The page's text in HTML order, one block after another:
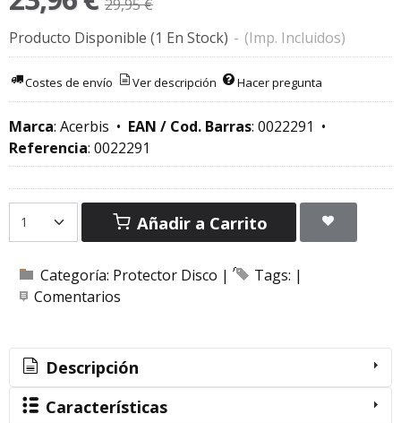
29,95 €
Producto Disponible (1 En Stock) - (Imp. Incluidos)
Costes de envío Ver descripción Hacer pregunta
Marca: Acerbis • EAN / Cod. Barras: 0022291 •
Referencia: 0022291
Añadir a Carrito
Categoría: Protector Disco | Tags: |
Comentarios
Descripción
Características